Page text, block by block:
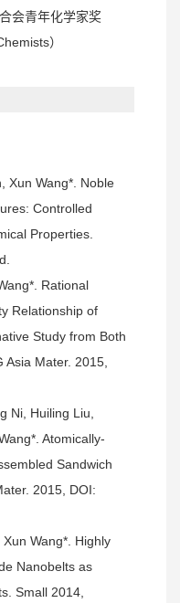
会青年化学家奖
）
Xun Wang*. Noble
Controlled
Properties.
Rational
Relationship of
Study from Both
Asia Mater. 2015,
Ni, Huiling Liu,
Atomically-
Sandwich
2015, DOI:
Wang*. Highly
Nanobelts as
Small 2014,